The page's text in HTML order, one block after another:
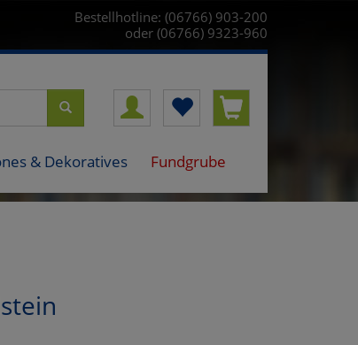
Bestellhotline: (06766) 903-200
oder (06766) 9323-960
& Dekoratives Fundgrube